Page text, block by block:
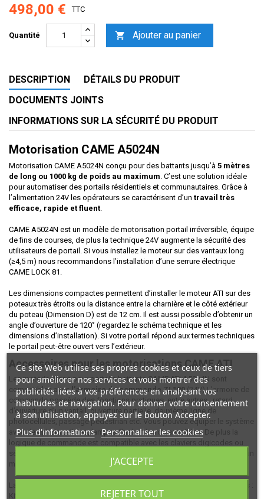
498,00 € TTC
Quantité  Ajouter au panier
DESCRIPTION
DÉTAILS DU PRODUIT
DOCUMENTS JOINTS
INFORMATIONS SUR LA SÉCURITÉ DU PRODUIT
Motorisation CAME A5024N
Motorisation CAME A5024N conçu pour des battants jusqu’à 5 mètres
de long ou 1000 kg de poids au maximum . C’est une solution idéale
pour automatiser des portails résidentiels et communautaires. Grâce à
l’alimentation 24V les opérateurs se caractérisent d’un travail très
efficace, rapide et fluent
CAME A5024N est un modèle de motorisation portail irréversible, équipe
de fins de courses, de plus la technique 24V augmente la sécurité des
utilisateurs de portail. Si vous installez le moteur sur des vantaux long
(≥4,5 m) nous recommandons l’installation d’une serrure électrique
CAME LOCK 81.
Les dimensions compactes permettent d’installer le moteur ATI sur des
poteaux très étroits ou la distance entre la charnière et le côté extérieur
du poteau (Dimension D) est de 12 cm. Il est aussi possible d’obtenir un
angle d’ouverture de 120˚ (regardez le schéma technique et les
dimensions d’installation). Si votre portail répond aux termes techniques
le portail peut-être ouvert vers l’extérieur.
Accessoires pour les motorisations CAME ATI
Les motorisations pour portails battants CAME ATI A5024N sont
compatibles avecl’armoire de commande ZL180(24V) L’armoire de
commande possède des fonctions pratiques, entre autres : retard
d’ouverture d’un vantail, ouverture partielle, deuxième ligne de
photocellules, passage pedestrian etc. Vous pouvez équiper le système
avec des photocellules, lampes flash et bords sensibles. De plus la
logique de commande est compatible avec les claviers digicodes ou
sélecteurs à clé CAME. L’armoire de commande CAME ZL180 garantit un
maximum de sécurité.
La motorisation CAME ATI A5024N est disponible dans des ensembles :
Kit CAME
pour un portail avec un battant et Kit CAME
Ce site Web utilise ses propres cookies et ceux de tiers
pour améliorer nos services et vous montrer des
publicités liées à vos préférences en analysant vos
habitudes de navigation. Pour donner votre consentement
à son utilisation, appuyez sur le bouton Accepter.
Plus d'informations Personnaliser les cookies
REJETER TOUT
J'ACCEPTE